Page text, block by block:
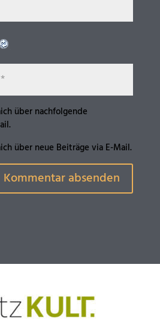
über nachfolgende
über neue Beiträge via E-Mail.